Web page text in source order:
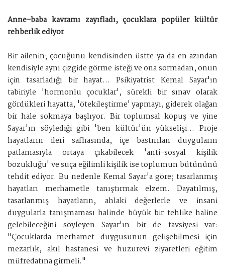
Anne-baba kavramı zayıfladı, çocuklara popüler kültür
rehberlik ediyor
Bir ailenin; çocuğunu kendisinden üstte ya da en azından
kendisiyle aynı çizgide görme isteği ve ona sormadan, onun
için tasarladığı bir hayat... Psikiyatrist Kemal Sayar'ın
tabiriyle 'hormonlu çocuklar', sürekli bir sınav olarak
gördükleri hayatta, 'ötekileştirme' yapmayı, giderek olağan
bir hale sokmaya başlıyor. Bir toplumsal kopuş ve yine
Sayar'ın söylediği gibi 'ben kültür'ün yükselişi... Proje
hayatların ileri safhasında, içe bastırılan duyguların
patlamasıyla ortaya çıkabilecek 'anti-sosyal kişilik
bozukluğu' ve suça eğilimli kişilik ise toplumun bütününü
tehdit ediyor. Bu nedenle Kemal Sayar'a göre; tasarlanmış
hayatları merhametle tanıştırmak elzem. Dayatılmış,
tasarlanmış hayatların, ahlaki değerlerle ve insani
duygularla tanışmaması halinde büyük bir tehlike haline
gelebileceğini söyleyen Sayar'ın bir de tavsiyesi var:
"Çocuklarda merhamet duygusunun gelişebilmesi için
mezarlık, akıl hastanesi ve huzurevi ziyaretleri eğitim
müfredatına girmeli."